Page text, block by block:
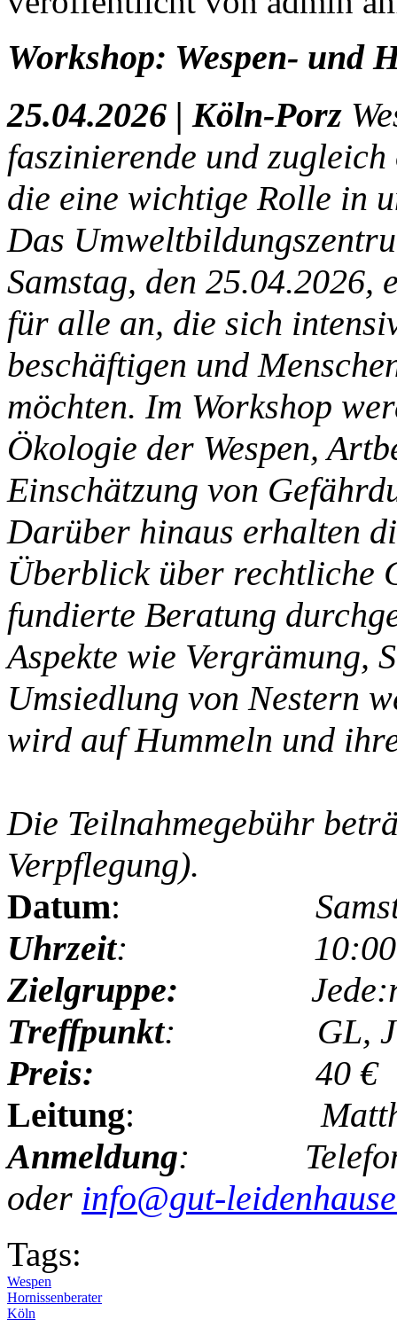
Workshop: Wespen- und
25.04.2026 | Köln-Porz
faszinierende und
die eine wichtige Rolle in
Das
Samstag, den 25.04.2026,
für alle an, die sich
beschäftigen und
möchten. Im Workshop
Ökologie der Wespen,
Einschätzung von
Darüber hinaus erhalten
Überblick über rechtliche
fundierte Beratung
Aspekte wie Vergrämung,
Umsiedlung von Nestern
wird auf Hummeln und
Die Teilnahmegebühr
Verpflegung).
Datum:
Uhrzeit: 10:00-
Zielgruppe:
Treffpunkt: GL,
Preis: 40 €
Leitung:
Anmeldung: Telefon:
oder info@gut-
Tags:
Wespen
Hornissenberater
Köln